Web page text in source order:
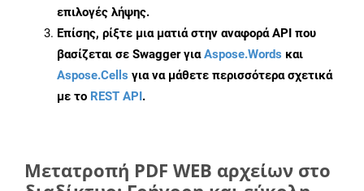
επιλογές λήψης.
Επίσης, ρίξτε μια ματιά στην αναφορά API που
βασίζεται σε Swagger γιαAspose.Words και
Aspose.Cells για να μάθετε περισσότερα σχετικά
με το REST API.
Μετατροπή PDF WEB αρχείων στο